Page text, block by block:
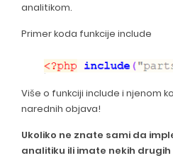
analitikom.
Primer koda funkcije include
Više o funkciji include i njenom
narednih objava!
Ukoliko ne znate sami da
analitiku ili imate nekih